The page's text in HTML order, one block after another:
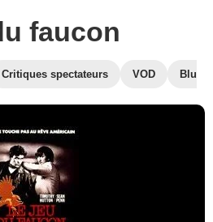
faucon
Critiques spectateurs VOD Blu-